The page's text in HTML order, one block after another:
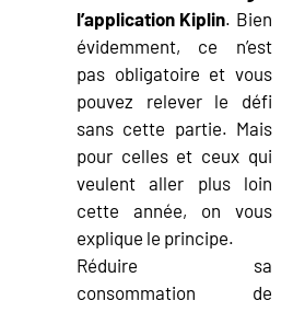
l’application Kiplin. Bien
évidemment, ce n’est
pas obligatoire et vous
pouvez relever le défi
sans cette partie. Mais
pour celles et ceux qui
veulent aller plus loin
cette année, on vous
explique le principe.
Réduire sa
consommation de